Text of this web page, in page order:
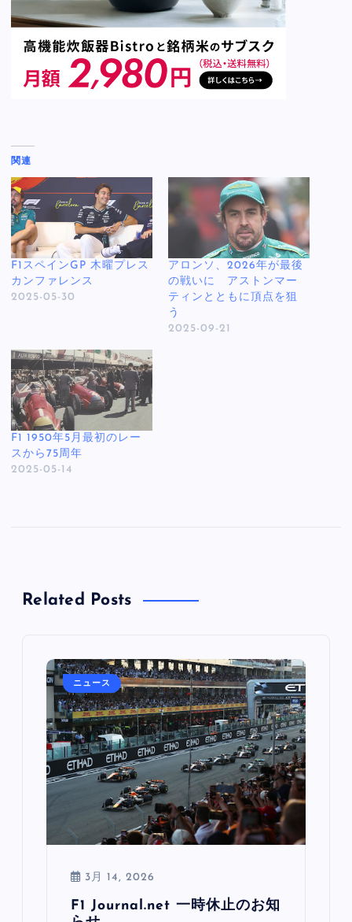
関連
F1スペインGP 木曜プレス
カンファレンス
2025-05-30
アロンソ、2026年が最後
の戦いに アストンマー
ティンとともに頂点を狙
う
2025-09-21
F1 1950年5月最初のレー
スから75周年
2025-05-14
Related Posts
ニュース
3月 14, 2026
F1 Journal.net 一時休止のお知